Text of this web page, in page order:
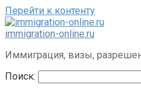
Перейти к контенту
immigration-online.ru
Иммиграция, визы,
Поиск: